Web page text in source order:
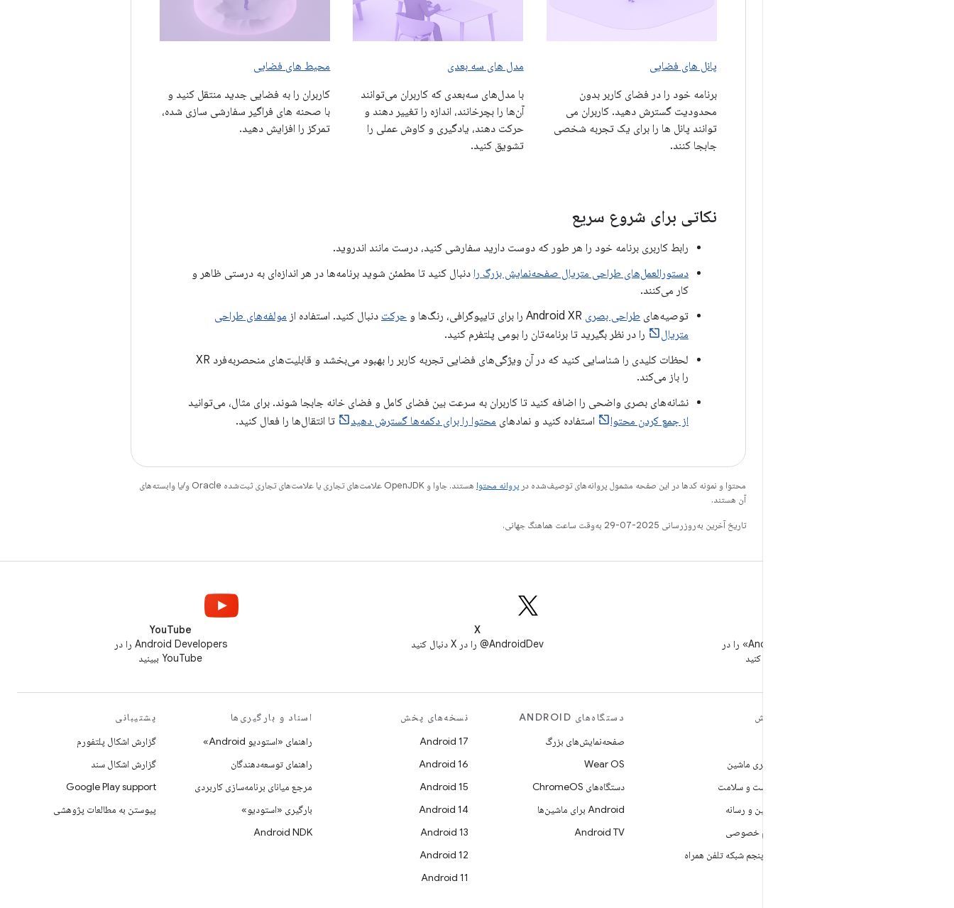
پانل های فضایی
برنامه خود را در فضای کاربر بدون
محدودیت گسترش دهید. کاربران می
توانند پانل ها را برای یک تجربه شخصی
جابجا کنند.
مدل های سه بعدی
با مدل‌های سه‌بعدی که کاربران می‌توانند
آن‌ها را بچرخانند، اندازه را تغییر دهند و
حرکت دهند، یادگیری و کاوش عملی را
تشویق کنید.
محیط های فضایی
کاربران را به فضایی جدید منتقل کنید و
با صحنه های فراگیر سفارشی سازی شده،
تمرکز را افزایش دهید.
نکاتی برای شروع سریع
رابط کاربری برنامه خود را هر طور که دوست دارید سفارشی کنید، درست مانند اندروید.
دستورالعمل‌های طراحی متریال صفحه‌نمایش بزرگ را دنبال کنید تا مطمئن شوید برنامه‌ها در هر اندازه‌ای به درستی ظاهر و
کار می‌کنند.
توصیه‌های طراحی بصری حرکت دنبال کنید. استفاده از مولفه‌های طراحی
متریال
را در نظر بگیرید تا برنامه‌تان را بومی پلتفرم کنید.
لحظات کلیدی را شناسایی کنید که در آن ویژگی‌های فضایی تجربه کاربر را بهبود می‌بخشد و قابلیت‌های منحصربه‌فرد XR
را باز می‌کند.
نشانه‌های بصری واضحی را اضافه کنید تا کاربران به سرعت بین فضای کامل و فضای خانه جابجا شوند. برای مثال، می‌توانید
از جمع کردن محتوا
استفاده کنید و نمادهای محتوا را برای دکمه‌ها گسترش دهید تا انتقال‌ها را فعال کنید.
محتوا و نمونه کدها در این صفحه مشمول پروانه‌های توصیف‌شده در پروانه محتوا
هستند. جاوا و OpenJDK علامت‌های تجاری یا علامت‌های تجاری ثبت‌شده Oracle و/یا وابسته‌های
آن هستند.
تاریخ آخرین به‌روزرسانی 2025-07-29 به‌وقت ساعت هماهنگ جهانی.
«توسعه‌دهندگان Android» را در
X
AndroidDev@ را در X دنبال کنید
YouTube
Android Developers را در
YouTube ببینید
کاوش
یادگیری ماشین
بهداشت و سلامت
دوربین و رسانه
حریم خصوصی
نسل پنجم شبکه تلفن همراه
دستگاه‌های ANDROID
صفحه‌نمایش‌های بزرگ
Wear OS
دستگاه‌های ChromeOS
Android برای ماشین‌ها
Android TV
نسخه‌های پخش
Android 17
Android 16
Android 15
Android 14
Android 13
Android 12
Android 11
اسناد و بارگیری‌ها
راهنمای «استودیو Android»
راهنمای توسعه‌دهندگان
مرجع میانای برنامه‌سازی کاربردی
بارگیری «استودیو»
Android NDK
پشتیبانی
گزارش اشکال پلتفورم
گزارش اشکال سند
Google Play support
پیوستن به مطالعات پژوهشی